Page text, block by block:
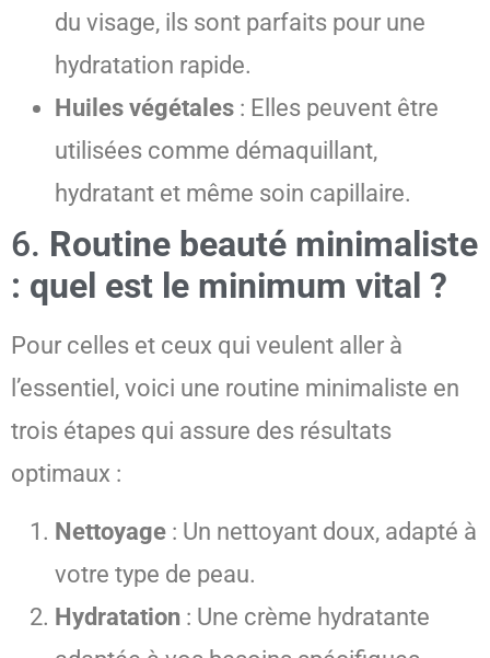
du visage, ils sont parfaits pour une
hydratation rapide.
Huiles végétales : Elles peuvent être
utilisées comme démaquillant,
hydratant et même soin capillaire.
6. Routine beauté minimaliste
: quel est le minimum vital ?
Pour celles et ceux qui veulent aller à
l’essentiel, voici une routine minimaliste en
trois étapes qui assure des résultats
optimaux :
Nettoyage : Un nettoyant doux, adapté à
votre type de peau.
Hydratation : Une crème hydratante